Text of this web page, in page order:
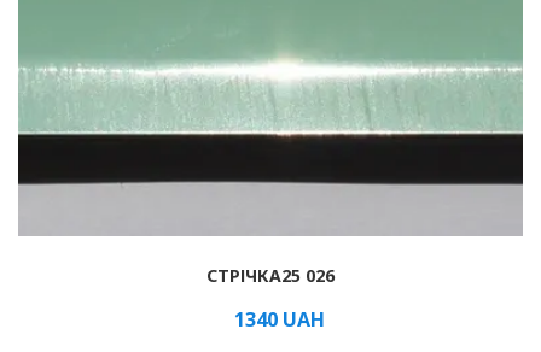
СТРІЧКА25 026
1340UAH